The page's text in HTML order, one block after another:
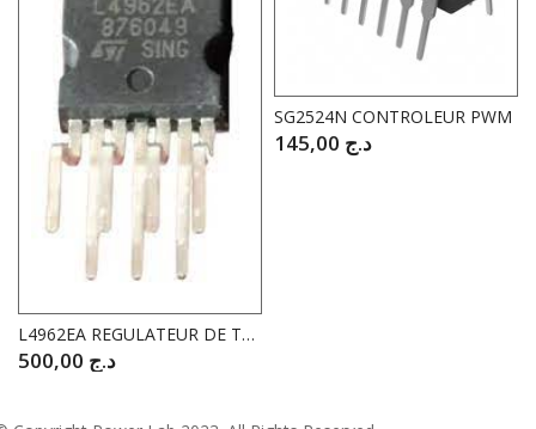
L4962EA REGULATEUR DE TENSION A DECOUPAGE 1.5A
د.ج
SG2524N CONTROLEUR PWM
د.ج